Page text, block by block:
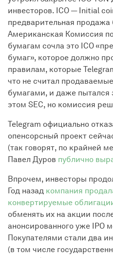
инвесторов. ICO — Initial
предварительная
Американская Комиссия
бумагам сочла это ICO
бумаг», которое должно
правилам, которые
что не считал
бумагами, и даже пытался
этом SEC, но комиссия
Telegram официально
опенсорсный проект
(так говорят, по крайней
Павел Дуров публично
Впрочем, инвесторы
Год назад компания
конвертируемые
обменять их на акции
анонсированного уже IPO
Покупателями стали два
(в том числе